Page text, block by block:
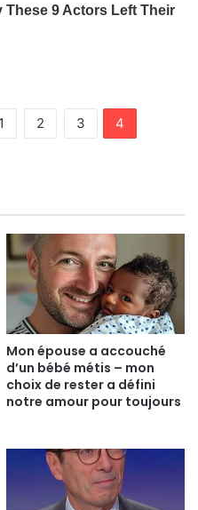
1 2 3 4
Mon épouse a accouché
d’un bébé métis – mon
choix de rester a défini
notre amour pour toujours